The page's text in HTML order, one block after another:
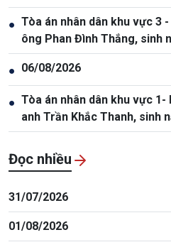
● Tòa án nhân dân khu vực 3
ông Phan Đình Thắng, sinh
● 06/08/2026
● Tòa án nhân dân khu vực
anh Trần Khắc Thanh, sinh
Đọc nhiều
31/07/2026
01/08/2026